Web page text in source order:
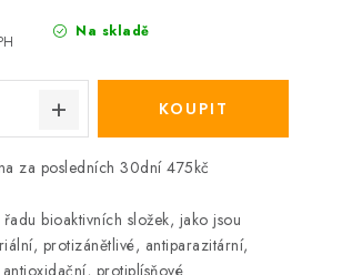
Na skladě
za posledních 30dní 475kč
bioaktivních složek, jako jsou
protizánětlivé, antiparazitární,
antioxidační, protiplísňové